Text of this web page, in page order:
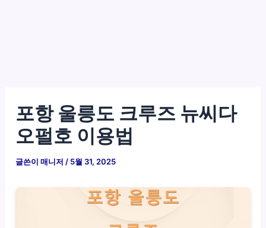
포항 울릉도 크루즈 뉴씨다
오펄호 이용법
글쓴이매니저 / 5월 31, 2025